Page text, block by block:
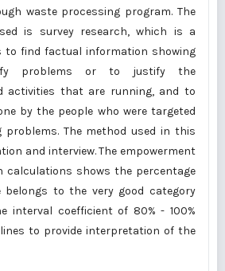
waste processing program. The
is survey research, which is a
to find factual information showing
problems or to justify the
activities that are running, and to
by the people who were targeted
problems. The method used in this
and interview. The empowerment
calculations shows the percentage
belongs to the very good category
interval coefficient of 80% - 100%
to provide interpretation of the